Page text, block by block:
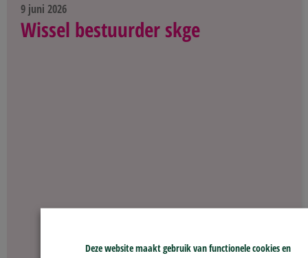
9 juni 2026
Wissel bestuurder skge
Deze website maakt gebruik van functionele cookies en